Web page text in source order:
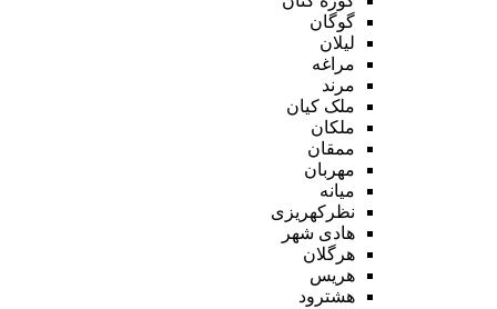
گوگان
لیلان
مراغه
مرند
ملک کیان
ملکان
ممقان
مهربان
میانه
نظرکهریزی
هادی شهر
هرگلان
هریس
هشترود